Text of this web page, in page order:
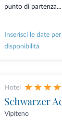
punto di partenza...
Inserisci le date
disponibilità
Hotel
Schwarzer
Vipiteno